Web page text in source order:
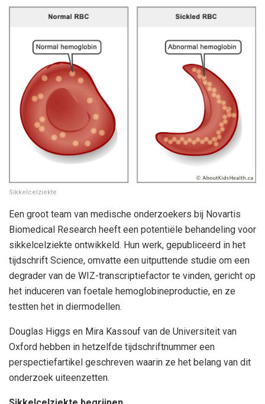
Sikkelcelziekte
Een groot team van medische onderzoekers bij Novartis
Biomedical Research heeft een potentiële behandeling voor
sikkelcelziekte ontwikkeld. Hun werk, gepubliceerd in het
tijdschrift Science, omvatte een uitputtende studie om een ​​
degrader van de WIZ-transcriptiefactor te vinden, gericht op
het induceren van foetale hemoglobineproductie, en ze
testten het in diermodellen.
Douglas Higgs en Mira Kassouf van de Universiteit van
Oxford hebben in hetzelfde tijdschriftnummer een
perspectiefartikel geschreven waarin ze het belang van dit
onderzoek uiteenzetten.